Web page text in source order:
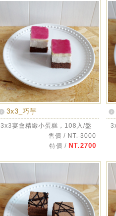
3x3_巧芋
3x3宴會精緻小蛋糕，108入/盤
售價 /NT. 3000
特價 / NT.2700